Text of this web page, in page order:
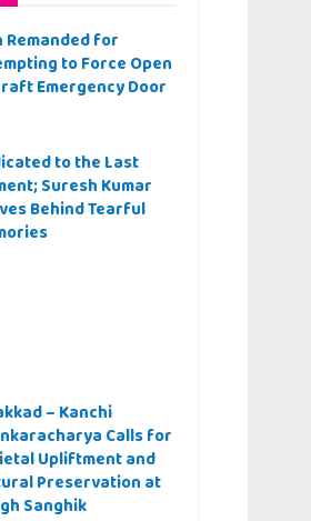
Remanded for
to Force Open
Emergency Door
to the Last
Suresh Kumar
Behind Tearful
– Kanchi
Calls for
Upliftment and
Preservation at
Sanghik